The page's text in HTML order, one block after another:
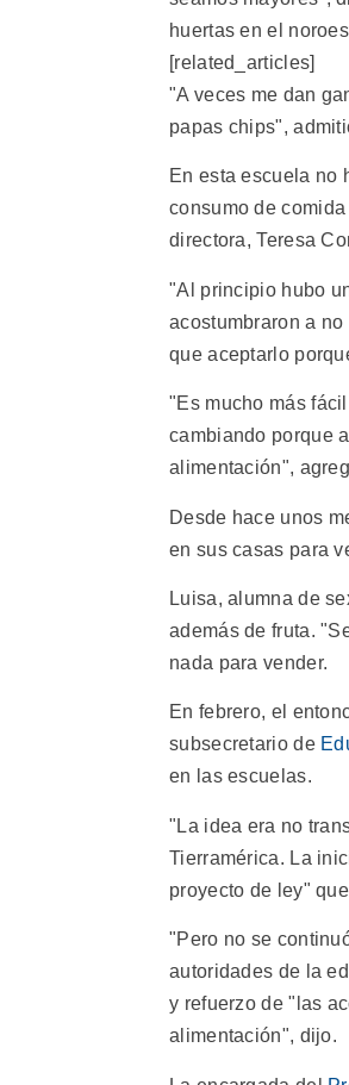
huertas en el
[related_articles]
"A veces me dan
papas chips",
En esta escuela no
consumo de
directora, Teresa
"Al principio hubo
acostumbraron a
que aceptarlo
"Es mucho más
cambiando porque
alimentación",
Desde hace unos
en sus casas para
Luisa, alumna de
además de fruta.
nada para vender.
En febrero, el
subsecretario de
en las escuelas.
"La idea era no
Tierramérica. La
proyecto de ley"
"Pero no se
autoridades de la
y refuerzo de "las
alimentación", dijo.